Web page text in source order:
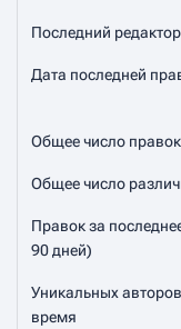
Последний редактор
Дата последней
Общее число правок
Общее число
Правок за
90 дней)
Уникальных
время